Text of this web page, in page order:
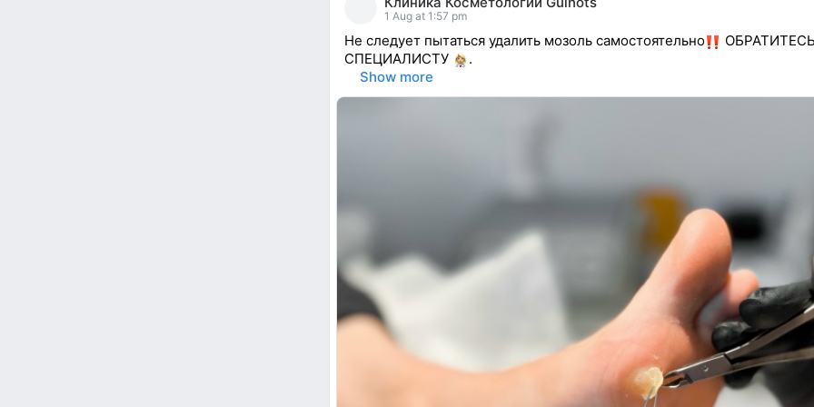
reacted
1 Aug at 1:57 pm
Не следует пытаться удалить мозоль самостоятельно
СПЕЦИАЛИСТУ
.
Show more